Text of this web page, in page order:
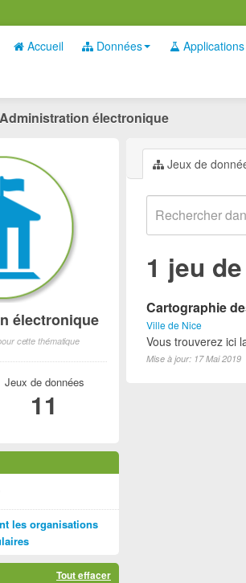
Accueil Données Applications
Administration électronique
Jeux de
1 jeu
Cartographie
Ville de Nice
Vous trouverez ici
Mise à jour: 17 Mai 2019
électronique
cette thématique
Jeux de données
11
les organisations
Tout effacer